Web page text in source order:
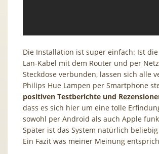
Die Installation ist super einfach: Ist
Lan-Kabel mit dem Router und per
Steckdose verbunden, lassen sich alle
Philips Hue Lampen per Smartphone
positiven Testberichte und
dass es sich hier um eine tolle
sowohl per Android als auch Apple
Später ist das System natürlich
Ein Fazit was meiner Meinung